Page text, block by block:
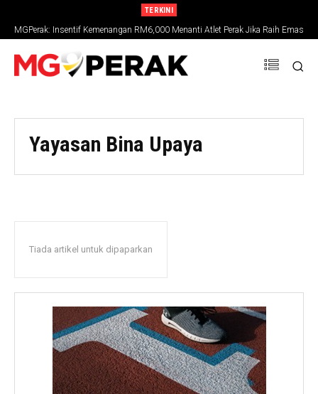
TERKINI
MGPerak: Insentif Kemenangan RM6,000 Menanti Atlet Perak Jika Raih Emas
SUKMA 2026
Yayasan Bina Upaya
Tiada artikel untuk dipaparkan